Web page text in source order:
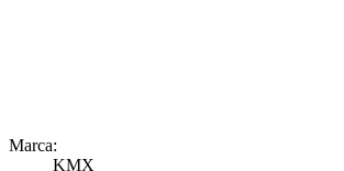
Marca:
KMX